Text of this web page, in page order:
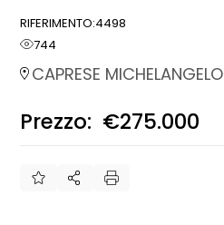
RIFERIMENTO:4498
744
CAPRESE MICHELANGELO
Prezzo: €275.000